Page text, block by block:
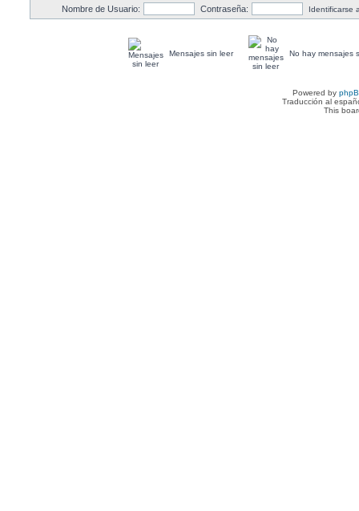
Nombre de Usuario: Contraseña: Identificarse
Mensajes sin leer No hay mensajes
Powered by
Traducción al
This